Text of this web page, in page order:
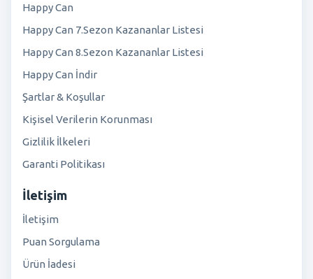
Happy Can
Happy Can 7.Sezon Kazananlar Listesi
Happy Can 8.Sezon Kazananlar Listesi
Happy Can İndir
Şartlar & Koşullar
Kişisel Verilerin Korunması
Gizlilik İlkeleri
Garanti Politikası
İletişim
İletişim
Puan Sorgulama
Ürün İadesi